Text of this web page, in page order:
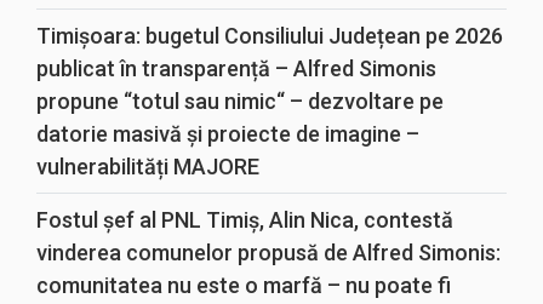
Timișoara: bugetul Consiliului Județean pe 2026
publicat în transparență – Alfred Simonis
propune “totul sau nimic“ – dezvoltare pe
datorie masivă și proiecte de imagine –
vulnerabilități MAJORE
Fostul șef al PNL Timiș, Alin Nica, contestă
vinderea comunelor propusă de Alfred Simonis:
comunitatea nu este o marfă – nu poate fi